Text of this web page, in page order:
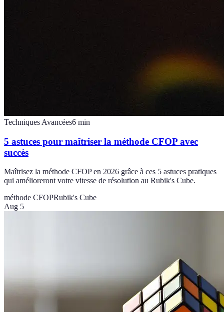
Techniques Avancées6 min
5 astuces pour maîtriser la méthode CFOP avec
succès
Maîtrisez la méthode CFOP en 2026 grâce à ces 5 astuces pratiques
qui amélioreront votre vitesse de résolution au Rubik's Cube.
méthode CFOPRubik's Cube
Aug 5